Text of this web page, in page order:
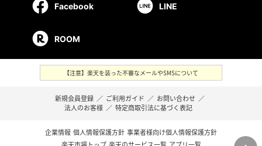
Facebook LINE
ROOM
【注意】楽天を装った不審なメールやSMSについて
新規会員登録 ／ ご利用ガイド ／ お問い合わせ ／
法人のお客様 ／ 特定商取引法に基づく表記
企業情報 個人情報保護方針 事業者様向け個人情報保護方針